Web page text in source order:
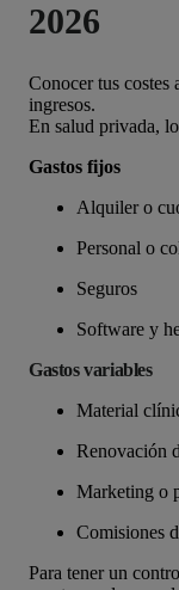
2026
Conocer tus costes
ingresos.
En salud privada,
Gastos fijos
Alquiler o
Personal o
Seguros
Software y
Gastos variables
Material
Renovación
Marketing o
Comisiones
Para tener un